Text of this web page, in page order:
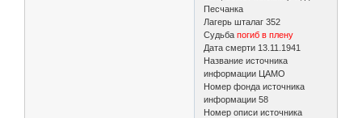
Песчанка
Лагерь шталаг 352
Судьбапогиб в плену
Дата смерти 13.11.1941
Название источника
информации ЦАМО
Номер фонда источника
информации 58
Номер описи источника